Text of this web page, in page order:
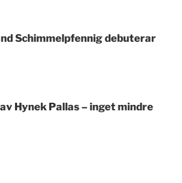
Schimmelpfennig debuterar
Hynek Pallas – inget mindre